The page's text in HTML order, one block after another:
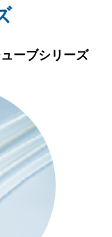
ーブシリーズ